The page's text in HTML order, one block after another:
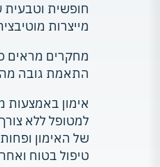
חופשית וטבעית
מייצרות
מחקרים מראים
התאמת גובה
למטופל ללא
של האימון
טיפול בטוח